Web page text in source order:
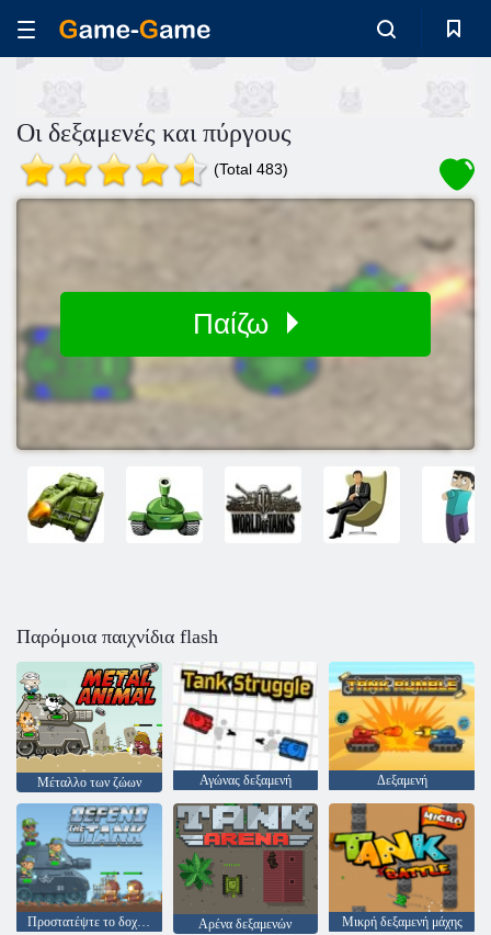
Οι δεξαμενές και πύργους
(Total 483)
Παίζω
Παρόμοια παιχνίδια flash
Μέταλλο των ζώων Αγώνας δεξαμενή Δεξαμενή
Προστατέψτε το δοχείο Αρένα δεξαμενών Μικρή δεξαμενή μάχης